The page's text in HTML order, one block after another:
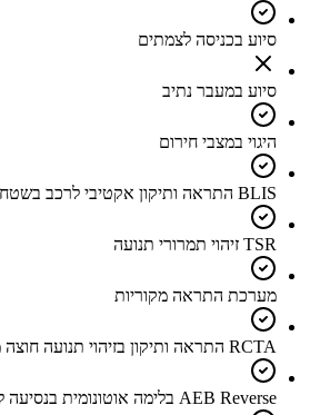
סיוע בכניסה לצמתים
סיוע במעבר נתיב
היגוי במצבי חירום
BLIS התראה ותיקון אקטיבי לרכב בשטח מת
TSR זיהוי תמרורי תנועה
מערכת התראה מקוריות
RCTA התראה ותיקון בזיהוי תנועה חוצה מאחור
AEB Reverse בלימה אוטונומית בנסיעה לאחור